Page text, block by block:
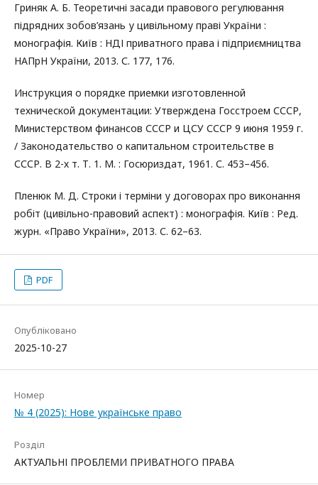
Гриняк А. Б. Теоретичні засади правового регулювання
підрядних зобов’язань у цивільному праві України :
монографія. Київ : НДІ приватного права і підприємництва
НАПрН України, 2013. С. 177, 176.
Инструкция о порядке приемки изготовленной
технической документации: Утверждена Госстроем СССР,
Министерством финансов СССР и ЦСУ СССР 9 июня 1959 г.
/ Законодательство о капитальном строительстве в
СССР. В 2-х т. Т. 1. М. : Госюриздат, 1961. С. 453–456.
Пленюк М. Д. Строки і терміни у договорах про виконання
робіт (цивільно-правовий аспект) : монографія. Київ : Ред.
журн. «Право України», 2013. С. 62–63.
PDF
Опубліковано
2025-10-27
Номер
№ 4 (2025): Нове українське право
Розділ
АКТУАЛЬНІ ПРОБЛЕМИ ПРИВАТНОГО ПРАВА